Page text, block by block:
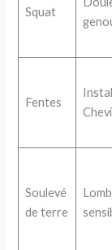
Squat
Fentes
Soulevé
de terre